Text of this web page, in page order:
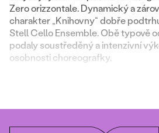
Zero orizzontale. Dynamický a
charakter „Knihovny“ dobře
Stell Cello Ensemble. Obě typově
podaly soustředěný a intenzivní
osobnosti choreografky.